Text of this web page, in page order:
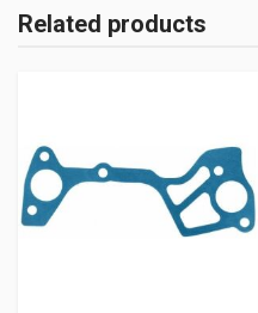
Related products